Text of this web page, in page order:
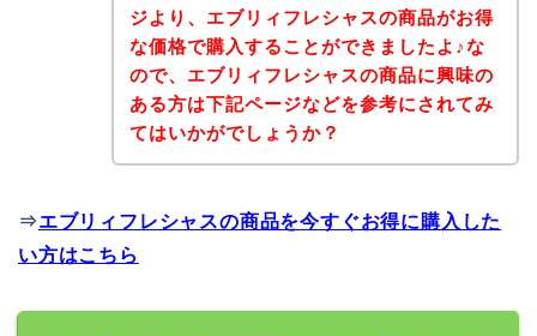
ジより、エブリィフレシャスの商品がお得
な価格で購入することができましたよ♪な
ので、エブリィフレシャスの商品に興味の
ある方は下記ページなどを参考にされてみ
てはいかがでしょうか？
⇒エブリィフレシャスの商品を今すぐお得に購入した
い方はこちら